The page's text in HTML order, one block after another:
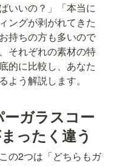
いいの？」「本当に
ングが剥がれてきた
持ちの方も多いので
それぞれの素材の特
的に比較し、あなた
う解説します。
ガラスコー
ったく違う
の2つは「どちらもガ